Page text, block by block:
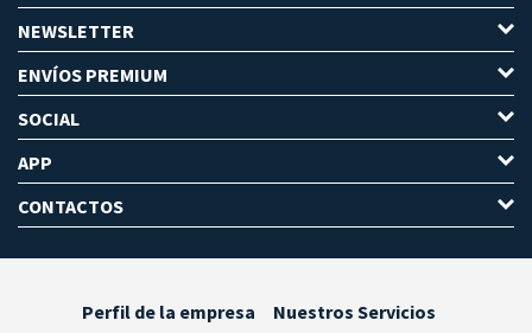
NEWSLETTER
ENVÍOS PREMIUM
SOCIAL
APP
CONTACTOS
Perfil de la empresa
Nuestros Servicios